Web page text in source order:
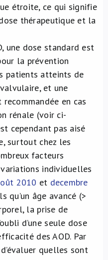
étroite, ce qui signifie
thérapeutique et la
une dose standard est
la prévention
patients atteints de
et une
en cas
rénale (voir ci-
cependant pas aisé
surtout chez les
facteurs
individuelles
2010 et decembre
qu’un âge avancé (>
la prise de
d’une seule dose
des AOD. Par
quelles sont